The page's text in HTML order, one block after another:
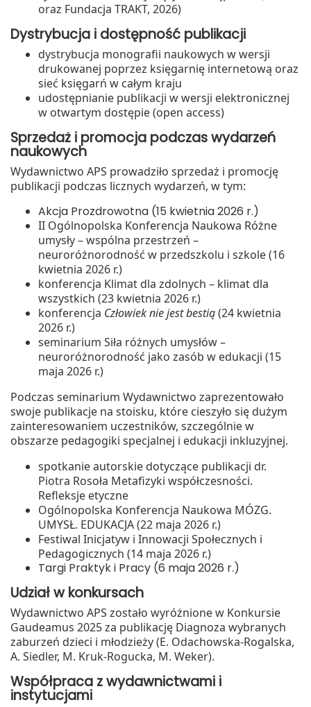
oraz Fundacja TRAKT, 2026)
Dystrybucja i dostępność publikacji
dystrybucja monografii naukowych w wersji
drukowanej poprzez księgarnię internetową oraz
sieć księgarń w całym kraju
udostępnianie publikacji w wersji elektronicznej
w otwartym dostępie (open access)
Sprzedaż i promocja podczas wydarzeń
naukowych
Wydawnictwo APS prowadziło sprzedaż i promocję
publikacji podczas licznych wydarzeń, w tym:
Akcja Prozdrowotna (15 kwietnia 2026 r.)
II Ogólnopolska Konferencja Naukowa Różne
umysły – wspólna przestrzeń –
neuroróżnorodność w przedszkolu i szkole (16
kwietnia 2026 r.)
konferencja Klimat dla zdolnych – klimat dla
wszystkich (23 kwietnia 2026 r.)
konferencja Człowiek nie jest bestią(24 kwietnia
2026 r.)
seminarium Siła różnych umysłów –
neuroróżnorodność jako zasób w edukacji (15
maja 2026 r.)
Podczas seminarium Wydawnictwo zaprezentowało
swoje publikacje na stoisku, które cieszyło się dużym
zainteresowaniem uczestników, szczególnie w
obszarze pedagogiki specjalnej i edukacji inkluzyjnej.
spotkanie autorskie dotyczące publikacji dr.
Piotra Rosoła Metafizyki współczesności.
Refleksje etyczne
Ogólnopolska Konferencja Naukowa MÓZG.
UMYSŁ. EDUKACJA (22 maja 2026 r.)
Festiwal Inicjatyw i Innowacji Społecznych i
Pedagogicznych (14 maja 2026 r.)
Targi Praktyk i Pracy (6 maja 2026 r.)
Udział w konkursach
Wydawnictwo APS zostało wyróżnione w Konkursie
Gaudeamus 2025 za publikację Diagnoza wybranych
zaburzeń dzieci i młodzieży (E. Odachowska‑Rogalska,
A. Siedler, M. Kruk‑Rogucka, M. Weker).
Współpraca z wydawnictwami i
instytucjami